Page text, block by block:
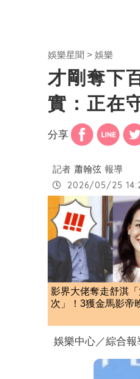
娛樂星聞 娛樂
才剛奪下
實：正在
分享
記者 蕭翰弦 報導
2026/05/25
影界大佬奪走舒淇
次」！3獲金馬影帝
娛樂中心／綜合報